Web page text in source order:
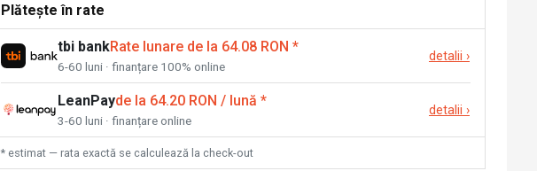
Plătește în rate
tbi bankRate lunare de la 64.08 RON *
6-60 luni · finanțare 100% online
detalii ›
LeanPayde la 64.20 RON / lună *
3-60 luni · finanțare online
detalii ›
* estimat — rata exactă se calculează la check-out